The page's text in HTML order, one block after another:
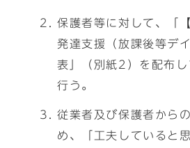
保護者等に対して、「
発達支援（放課後等デ
表」（別紙2）を配布
行う。
従業者及び保護者から
め、「工夫していると